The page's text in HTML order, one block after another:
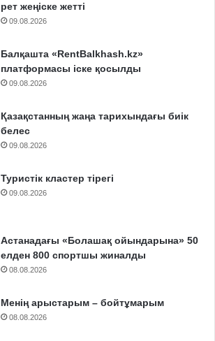
рет жеңіске жетті
09.08.2026
Балқашта «RentBalkhash.kz»
платформасы іске қосылды
09.08.2026
Қазақстанның жаңа тарихындағы биік
белес
09.08.2026
Туристік кластер тірегі
09.08.2026
Астанадағы «Болашақ ойындарына» 50
елден 800 спортшы жиналды
08.08.2026
Менің арыстарым – бойтұмарым
08.08.2026